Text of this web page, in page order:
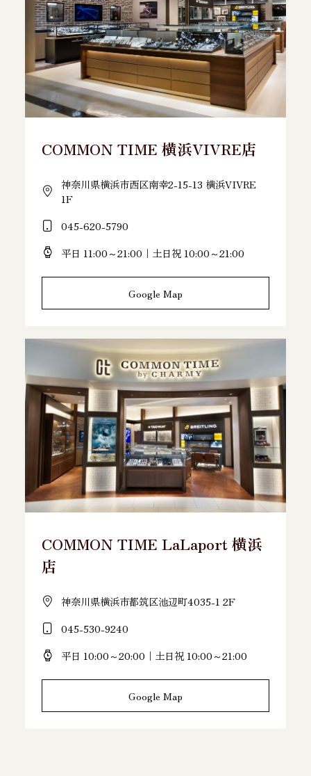
COMMON TIME 横浜VIVRE店
神奈川県横浜市西区南幸2-15-13 横浜VIVRE
1F
045-620-5790
平日 11:00～21:00｜土日祝 10:00～21:00
Google Map
COMMON TIME LaLaport 横浜
店
神奈川県横浜市都筑区池辺町4035-1 2F
045-530-9240
平日 10:00～20:00｜土日祝 10:00～21:00
Google Map